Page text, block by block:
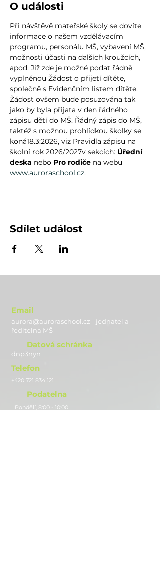
O události
Při návštěvě mateřské školy se dovíte
informace o našem vzdělávacím
programu, personálu MŠ, vybavení MŠ,
možnosti účasti na dalších kroužcích,
apod. Již zde je možné podat řádně
vyplněnou Žádost o přijetí dítěte,
společně s Evidenčním listem dítěte.
Žádost ovšem bude posuzována tak
jako by byla přijata v den řádného
zápisu dětí do MŠ. Řádný zápis do MŠ,
taktéž s možnou prohlídkou školky se
koná18.3:2026, viz Pravidla zápisu na
školní rok 2026/2027v sekcích: Úřední
deska nebo Pro rodiče na webu
www.auroraschool.cz.
Sdílet událost
Email
aurora@auroraschool.cz - jednatel a
ředitelna MŠ
Datová schránka
dnp3nyn
Telefon
+420 721 834 121
Podatelna
Pondělí, 8:00 - 10:00